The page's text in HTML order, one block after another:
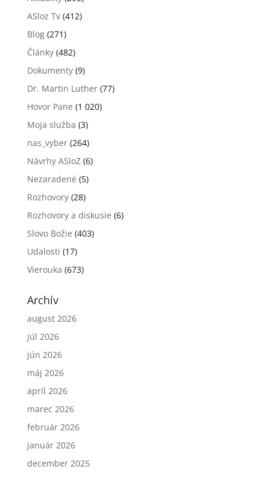
ASloz Tv(412)
Blog(271)
Články(482)
Dokumenty(9)
Dr. Martin Luther(77)
Hovor Pane (1 020)
Moja služba (3)
nas_vyber(264)
Návrhy ASloZ(6)
Nezaradené (5)
Rozhovory(28)
Rozhovory a diskusie (6)
Slovo Božie (403)
Udalosti (17)
Vierouka (673)
Archív
august 2026
júl 2026
jún 2026
máj 2026
apríl 2026
marec 2026
február 2026
január 2026
december 2025